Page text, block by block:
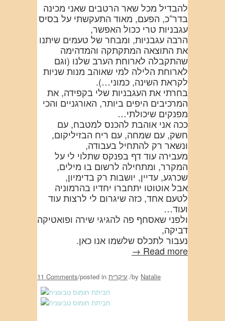
להבדיל מכל שאר הרטבים שאני מכינה
בדר”כ, הפעם, מאוד התעקשתי על בסיס
עגבניות טרי ככול האפשר,
הרבה עגבניות, ומבחר של טעמים שיתנו
את התוצאה המתקתקה והמדהימה
שהתקבלה לארוחת הערב שלנו (וגם
לארוחת הלילה למי שאוהב מנות שניות
לקראת השינה, כמוני…).
בחרתי את העגבניות שלי בקפידה, את
המרכיבים היפים ביותר, האורגניים והכי
מפנקים שיכולתי…
ככה אני אוהבת להכנס למטבח, עם
חשק, עם שמחה, עם ריח הבזיליקום,
ונשאר רק להתחיל בעבודה,
מעבירה עוד דף בפנקס שתלוי לי על
המקרר, ומתחילה לרשום בו מילים,
שכרגע, עדיין, יושבות רק בדימיון,
אבל אוטוטו יתחברו יחדיו בהרמוניה
לטעם אחד, כזה שיגרום לי לרצות עוד
ועוד…
ולפני שאסחף פה להגיגי שירה ופואטיקה
דביקה,
נעבור לתכלס שלשמו אנו כאן.
Read more →
11 Comments/posted in עיקרית /by Natalie